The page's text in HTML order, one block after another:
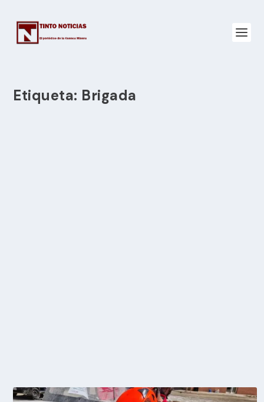
Etiqueta: Brigada